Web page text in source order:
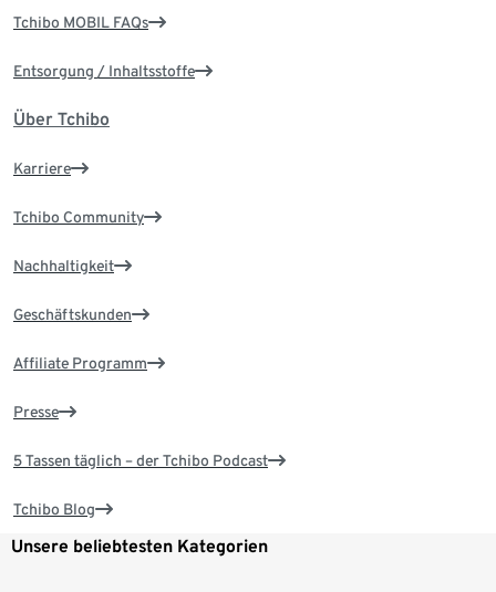
Tchibo MOBIL FAQs
Entsorgung / Inhaltsstoffe
Über Tchibo
Karriere
Tchibo Community
Nachhaltigkeit
Geschäftskunden
Affiliate Programm
Presse
5 Tassen täglich – der Tchibo Podcast
Tchibo Blog
Unsere beliebtesten Kategorien